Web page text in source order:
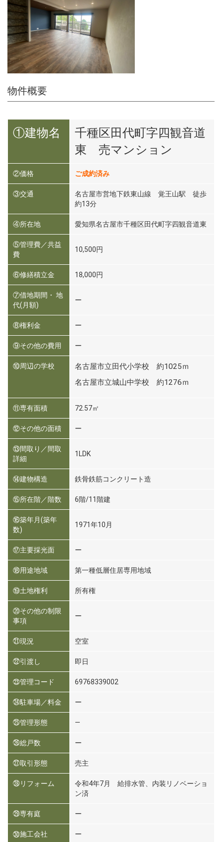
物件概要
①建物名
千種区田代町字四観音道
東 売マンション
②価格 ご成約済み
③交通
名古屋市営地下鉄東山線 覚王山駅 徒歩
約13分
④所在地 愛知県名古屋市千種区田代町字四観音道東
⑤管理費／共益
費
10,500円
⑥修繕積立金 18,000円
⑦借地期間・ 地
代(月額)
ー
⑧権利金 ー
⑨その他の費用 ー
⑩周辺の学校
名古屋市立田代小学校 約1025ｍ
名古屋市立城山中学校 約1276ｍ
⑪専有面積 72.57㎡
⑫その他の面積 ー
⑬間取り／間取
詳細
1LDK
⑭建物構造 鉄骨鉄筋コンクリート造
⑮所在階／階数 6階/11階建
⑯築年月(築年
数)
1971年10月
⑰主要採光面 ー
⑱用途地域 第一種低層住居専用地域
⑲土地権利 所有権
⑳その他の制限
事項
ー
㉑現況 空室
㉒引渡し 即日
㉓管理コード 69768339002
㉔駐車場／料金 ー
㉕管理形態 ―
㉖総戸数 ー
㉗取引形態 売主
㉘リフォーム
令和4年7月 給排水管、内装リノベーショ
ン済
㉙専有庭 ー
㉚施工会社 ー